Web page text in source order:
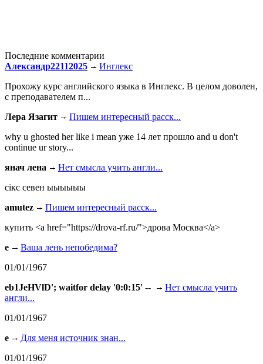
Последние комментарии
Александр22112025
Инглекс
Прохожу курс английского языка в Инглекс. В целом доволен,
с преподавателем п...
Лера Язагит
Пишем интересный расск...
why u ghosted her like i mean уже 14 лет прошло and u don't
continue ur story...
янач лена
Нет смысла учить англи...
сiкс севен ыыыыыы
amutez
Пишем интересный расск...
купить <a href="https://drova-rf.ru/">дрова Москва</a>
e
Ваша лень непобедима?
01/01/1967
eb1JeHVlD'; waitfor delay '0:0:15' --
Нет смысла учить
англи...
01/01/1967
e
Для меня источник знан...
01/01/1967